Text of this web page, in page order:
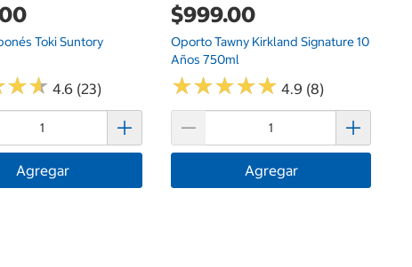
Toki Suntory
★★
★★ 4.6 (23)
Agregar
$999.00
Oporto Tawny Kirkland Signature 10
Años 750ml
★★★★★
★★★★★ 4.9 (8)
Agregar